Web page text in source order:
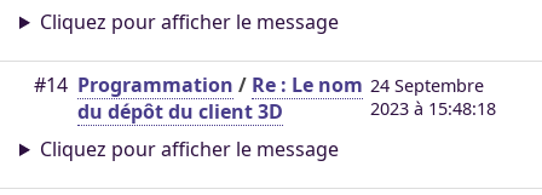
Cliquez pour afficher le message
#14 Programmation / Re : Le nom
du dépôt du client 3D
24 Septembre
2023 à 15:48:18
Cliquez pour afficher le message